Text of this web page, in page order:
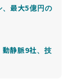
最大5億円の
静脈9社、技